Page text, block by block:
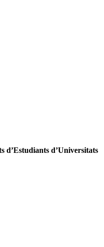
d’Estudiants d’Universitats